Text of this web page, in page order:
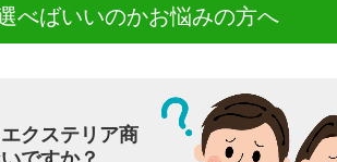
べばいいのかお悩みの方へ
ク ステリア商